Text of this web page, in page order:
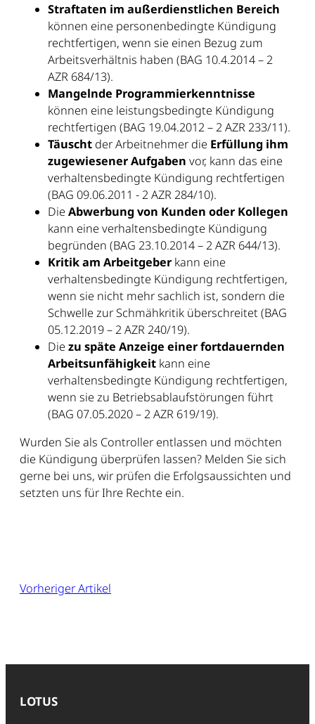
Straftaten im außerdienstlichen Bereich
können eine personenbedingte Kündigung
rechtfertigen, wenn sie einen Bezug zum
Arbeitsverhältnis haben (BAG 10.4.2014 – 2
AZR 684/13).
Mangelnde Programmierkenntnisse
können eine leistungsbedingte Kündigung
rechtfertigen (BAG 19.04.2012 – 2 AZR 233/11).
Täuscht der Arbeitnehmer die Erfüllung ihm
zugewiesener Aufgaben vor, kann das eine
verhaltensbedingte Kündigung rechtfertigen
(BAG 09.06.2011 − 2 AZR 284/10).
Die Abwerbung von Kunden oder Kollegen
kann eine verhaltensbedingte Kündigung
begründen (BAG 23.10.2014 – 2 AZR 644/13).
Kritik am Arbeitgeber kann eine
verhaltensbedingte Kündigung rechtfertigen,
wenn sie nicht mehr sachlich ist, sondern die
Schwelle zur Schmähkritik überschreitet (BAG
05.12.2019 – 2 AZR 240/19).
Die zu späte Anzeige einer fortdauernden
Arbeitsunfähigkeit kann eine
verhaltensbedingte Kündigung rechtfertigen,
wenn sie zu Betriebsablaufstörungen führt
(BAG 07.05.2020 – 2 AZR 619/19).
Wurden Sie als Controller entlassen und möchten
die Kündigung überprüfen lassen? Melden Sie sich
gerne bei uns, wir prüfen die Erfolgsaussichten und
setzten uns für Ihre Rechte ein.
Vorheriger Artikel
LOTUS